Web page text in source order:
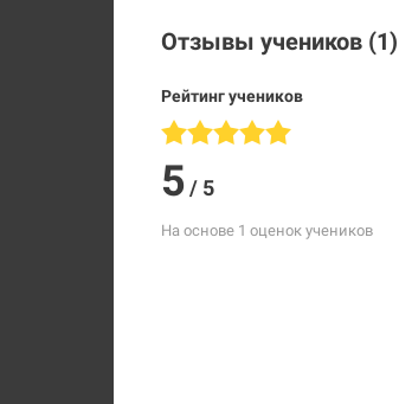
Отзывы учеников (1)
Рейтинг учеников
5/ 5
На основе 1 оценок учеников